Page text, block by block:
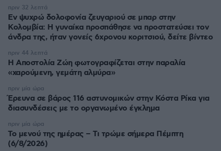
Εν ψυχρώ δολοφονία ζευγαριού σε μπαρ στην
Κολομβία: Η γυναίκα προσπάθησε να προστατεύσει τον
άνδρα της, ήταν γονείς 6χρονου κοριτσιού, δείτε βίντεο
πριν 32 λεπτά
H Αποστολία Ζώη φωτογραφίζεται στην παραλία
«χαρούμενη, γεμάτη αλμύρα»
πριν 44 λεπτά
Έρευνα σε βάρος 116 αστυνομικών στην Κόστα Ρίκα για
διασυνδέσεις με το οργανωμένο έγκλημα
πριν μία ώρα
Το μενού της ημέρας – Τι τρώμε σήμερα Πέμπτη
(6/8/2026)
πριν μία ώρα